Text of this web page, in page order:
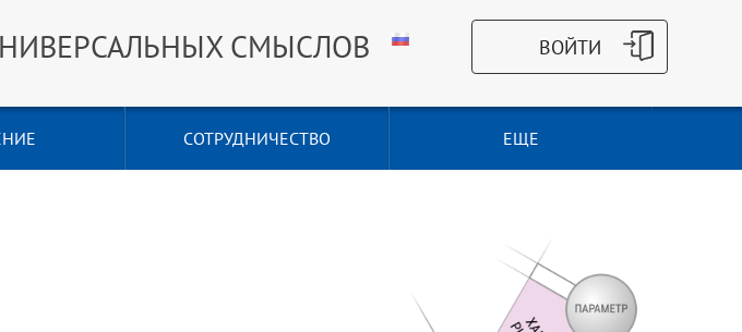
СМЫСЛОВ
СОТРУДНИЧЕСТВО ЕЩЕ